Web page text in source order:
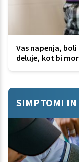
Vas napenja,
deluje, kot bi
SIMPTOMI IN